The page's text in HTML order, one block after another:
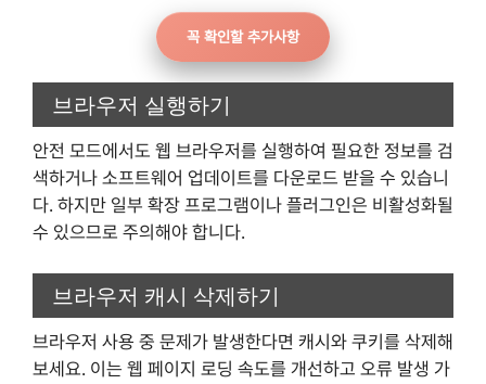
꼭 확인할 추가사항
브라우저 실행하기
안전 모드에서도 웹 브라우저를 실행하여 필요한 정보를 검
색하거나 소프트웨어 업데이트를 다운로드 받을 수 있습니
다. 하지만 일부 확장 프로그램이나 플러그인은 비활성화될
수 있으므로 주의해야 합니다.
브라우저 캐시 삭제하기
브라우저 사용 중 문제가 발생한다면 캐시와 쿠키를 삭제해
보세요. 이는 웹 페이지 로딩 속도를 개선하고 오류 발생 가